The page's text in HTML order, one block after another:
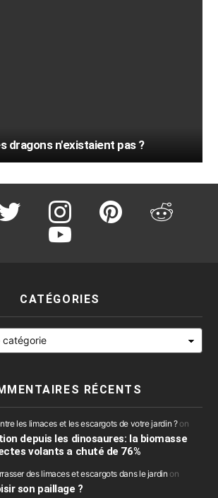
dragons n'existaient pas ?
twitter instagram pinterest reddit
youtube
CATÉGORIES
RÉCENTS
les limaces et les escargots de votre jardin ?on
depuis les dinosaures: la biomasse
volants a chuté de 76%
des limaces et escargots dans le jardin on
son paillage ?